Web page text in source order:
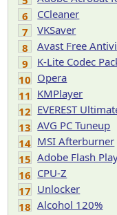
6
CCleaner
7
VKSaver
8
Avast Free
9
K-Lite Codec
10 Opera
11 KMPlayer
12 EVEREST
13 AVG PC Tuneup
14 MSI Afterburner
15 Adobe Flash
16 CPU-Z
17 Unlocker
18 Alcohol 120%